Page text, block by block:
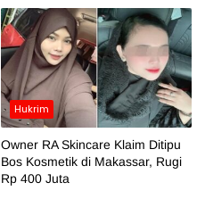
Hukrim
Owner RA Skincare Klaim Ditipu
Bos Kosmetik di Makassar, Rugi
Rp 400 Juta